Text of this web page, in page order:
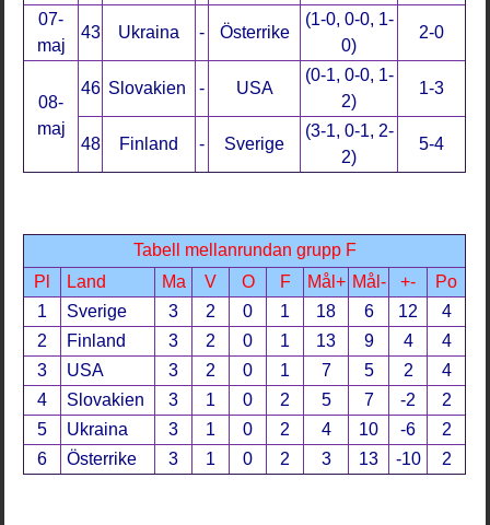
07-
maj
43 Ukraina - Österrike
(1-0, 0-0, 1-
0)
2-0
08-
maj
46 Slovakien - USA
(0-1, 0-0, 1-
2)
1-3
48 Finland - Sverige
(3-1, 0-1, 2-
2)
5-4
Tabell mellanrundan grupp F
Pl
Land Ma V O F Mål+ Mål- +-
Po
1
Sverige 3 2 0 1 18 6 12
4
2
Finland 3 2 0 1 13 9 4
4
3
USA 3 2 0 1 7 5 2
4
4
Slovakien 3 1 0 2 5 7 -2
2
5
Ukraina 3 1 0 2 4 10 -6
2
6
Österrike 3 1 0 2 3 13 -10 2